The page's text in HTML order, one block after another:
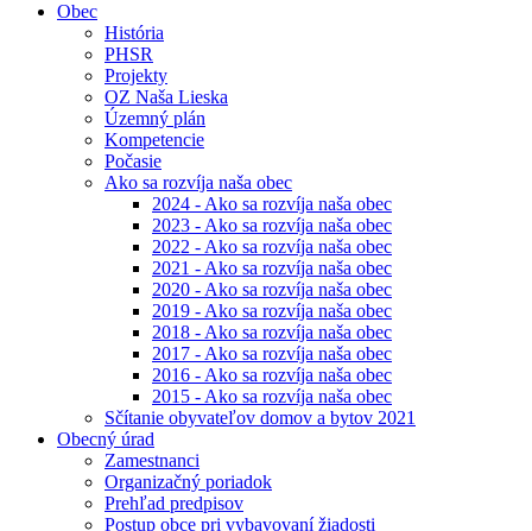
Obec
História
PHSR
Projekty
OZ Naša Lieska
Územný plán
Kompetencie
Počasie
Ako sa rozvíja naša obec
2024 - Ako sa rozvíja naša obec
2023 - Ako sa rozvíja naša obec
2022 - Ako sa rozvíja naša obec
2021 - Ako sa rozvíja naša obec
2020 - Ako sa rozvíja naša obec
2019 - Ako sa rozvíja naša obec
2018 - Ako sa rozvíja naša obec
2017 - Ako sa rozvíja naša obec
2016 - Ako sa rozvíja naša obec
2015 - Ako sa rozvíja naša obec
Sčítanie obyvateľov domov a bytov 2021
Obecný úrad
Zamestnanci
Organizačný poriadok
Prehľad predpisov
Postup obce pri vybavovaní žiadosti